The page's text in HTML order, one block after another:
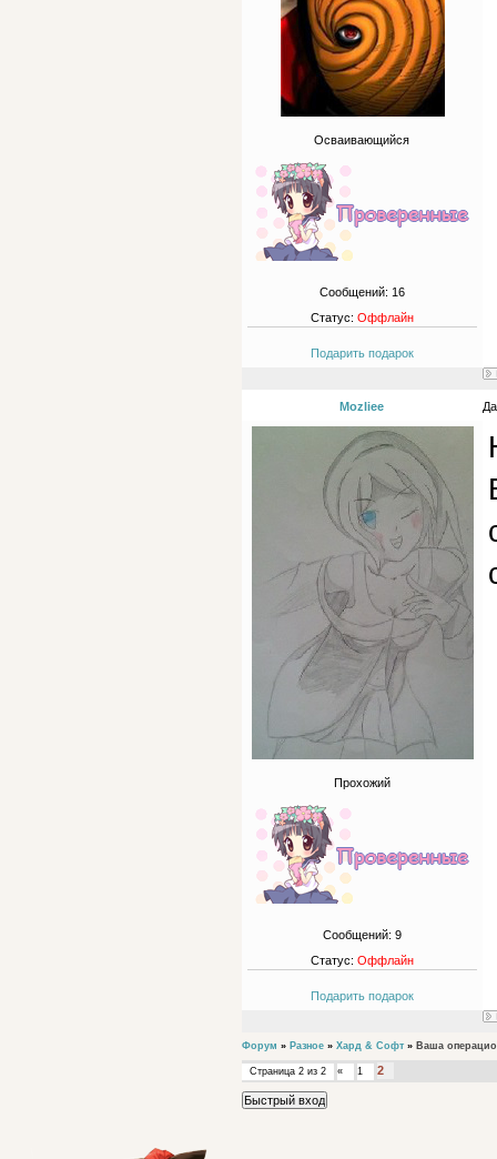
Осваивающийся
Сообщений: 16
Статус: Оффлайн
Подарить подарок
Mozliee
Прохожий
Сообщений: 9
Статус: Оффлайн
Подарить подарок
Форум » Разное » Хард & Софт » Ваша
Страница 2 из 2 « 1 2